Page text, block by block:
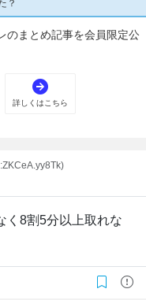
く8割5分以上取れな